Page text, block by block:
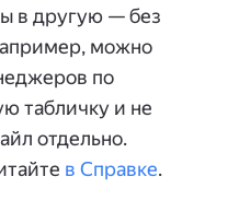
в другую — без
можно
по
табличку и не
отдельно.
в Справке.